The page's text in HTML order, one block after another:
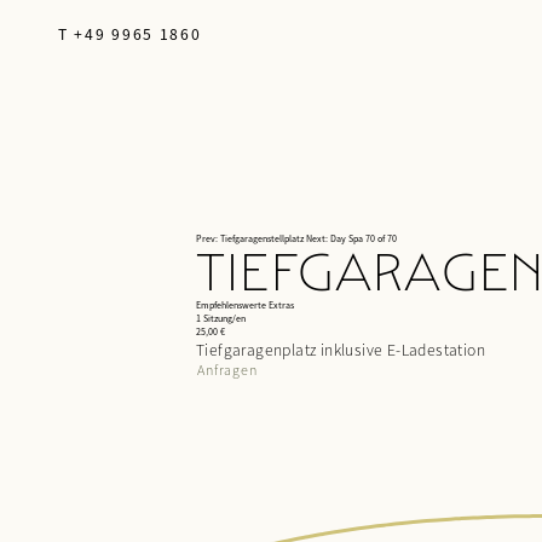
T +49 9965 1860
Prev: TiefgaragenstellplatzNext: Day Spa 70 of 70
Empfehlenswerte Extras
1 Sitzung/en
25,00 €
Tiefgaragenplatz inklusive E-Ladestation
Anfragen